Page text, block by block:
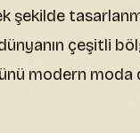
şekilde
çeşitli
modern moda